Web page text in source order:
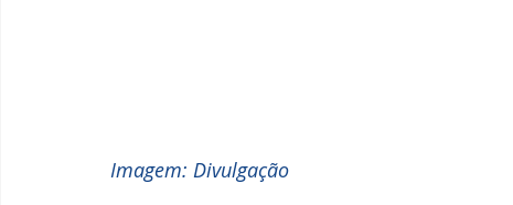
Imagem: Divulgação